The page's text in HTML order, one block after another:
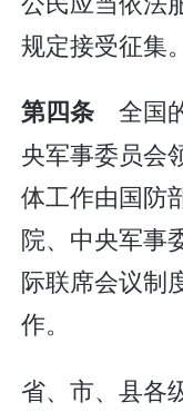
规定接受征集。
第四条 全国
央军事委员会
体工作由国防
院、中央军事
际联席会议制
作。
省、市、县各